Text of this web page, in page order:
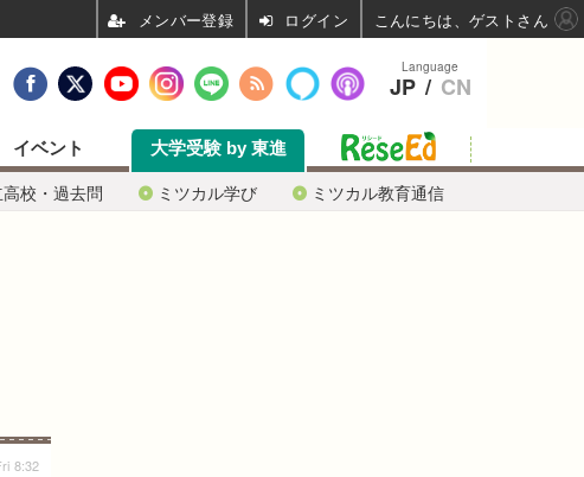
校・過去問 ミツカル学び ミツカル教育通信
イベント 大学受験 by 東進
8:32
Language
JP / CN
ログイン こんにちは、ゲストさん